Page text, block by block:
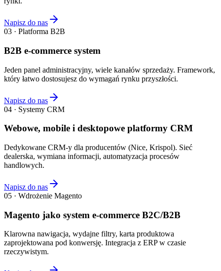
Napisz do nas
03 · Platforma B2B
B2B e-commerce system
Jeden panel administracyjny, wiele kanałów sprzedaży. Framework,
który łatwo dostosujesz do wymagań rynku przyszłości.
Napisz do nas
04 · Systemy CRM
Webowe, mobile i desktopowe platformy CRM
Dedykowane CRM-y dla producentów (Nice, Krispol). Sieć
dealerska, wymiana informacji, automatyzacja procesów
handlowych.
Napisz do nas
05 · Wdrożenie Magento
Magento jako system e-commerce B2C/B2B
Klarowna nawigacja, wydajne filtry, karta produktowa
zaprojektowana pod konwersję. Integracja z ERP w czasie
rzeczywistym.